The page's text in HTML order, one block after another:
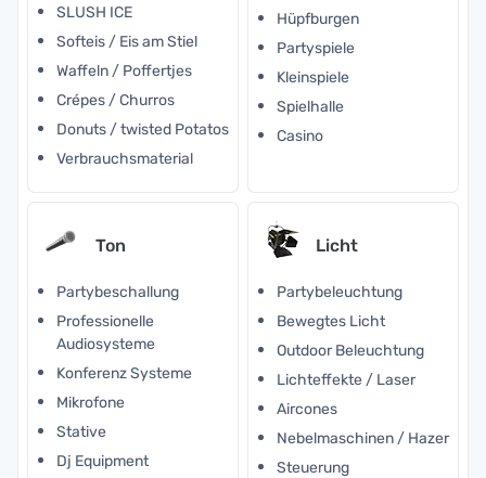
SLUSH ICE
Softeis / Eis am Stiel
Waffeln / Poffertjes
Crépes / Churros
Donuts / twisted Potatos
Verbrauchsmaterial
Hüpfburgen
Partyspiele
Kleinspiele
Spielhalle
Casino
Ton
Partybeschallung
Professionelle
Audiosysteme
Konferenz Systeme
Mikrofone
Stative
Dj Equipment
Licht
Partybeleuchtung
Bewegtes Licht
Outdoor Beleuchtung
Lichteffekte / Laser
Aircones
Nebelmaschinen / Hazer
Steuerung